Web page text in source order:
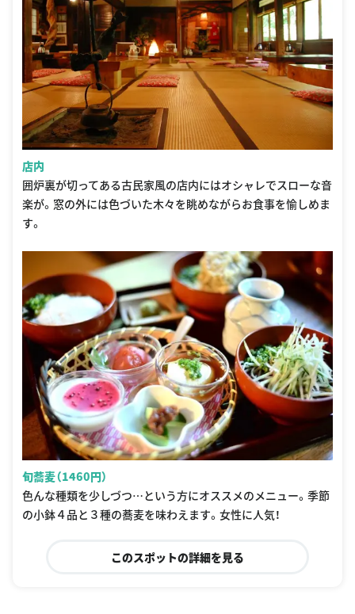
店内
囲炉裏が切ってある古民家風の店内にはオシャレでスローな音
楽が。窓の外には色づいた木々を眺めながらお食事を愉しめま
す。
旬蕎麦（1460円）
色んな種類を少しづつ…という方にオススメのメニュー。季節
の小鉢４品と３種の蕎麦を味わえます。女性に人気！
このスポットの詳細を見る